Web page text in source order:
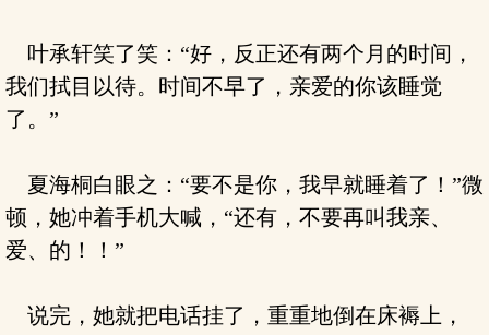
叶承轩笑了笑：“好，反正还有两个月的时间，
我们拭目以待。时间不早了，亲爱的你该睡觉
了。”
夏海桐白眼之：“要不是你，我早就睡着了！”微
顿，她冲着手机大喊，“还有，不要再叫我亲、
爱、的！！”
说完，她就把电话挂了，重重地倒在床褥上，